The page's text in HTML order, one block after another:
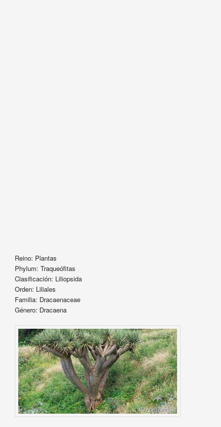
Reino: Plantas
Phylum: Traqueófitas
Clasificación: Liliopsida
Orden: Liliales
Familia: Dracaenaceae
Género: Dracaena